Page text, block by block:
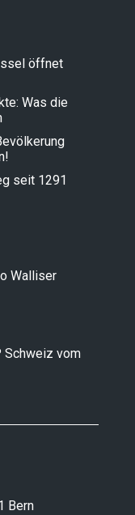
öffnet
Was die
seit 1291
Walliser
Schweiz vom
Bern